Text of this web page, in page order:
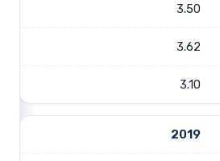
3.50
3.62
3.10
2019